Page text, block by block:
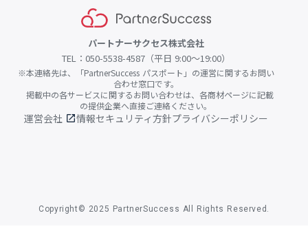
パートナーサクセス株式会社
TEL：050-5538-4587（平日 9:00〜19:00）
※本連絡先は、「PartnerSuccess パスポート」の運営に関するお問い
合わせ窓口です。
掲載中の各サービスに関するお問い合わせは、各商材ページに記載
の提供企業へ直接ご連絡ください。
運営会社 open_in_new情報セキュリティ方針プライバシーポリシー
Copyright© 2025 PartnerSuccess All Rights Reserved.